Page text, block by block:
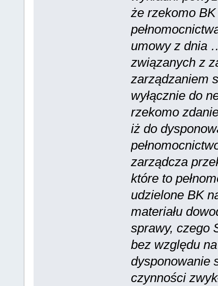
że rzekomo
umowy z dnia
związanych z
zarządzaniem
wyłącznie do
rzekomo
iż do
zarządcza
które to
udzielone BK
materiału
sprawy, czego
bez względu
dysponowanie
czynności